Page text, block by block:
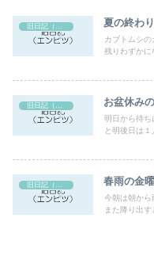
旧日記（エンピツ） 夏の終わり
カブトムシ
残りわずかに
旧日記（エンピツ） お盆休み
明日から待ち
と明後日は１
春雨の金
今朝は朝から
また降り出す